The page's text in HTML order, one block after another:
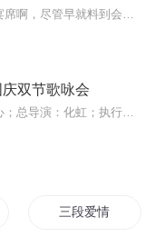
双节歌咏会
三段爱情